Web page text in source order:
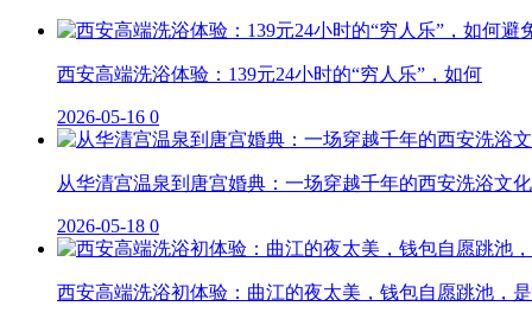
西安高端洗浴体验：139元24小时的“穷人乐”，如何
2026-05-16 0
从华清宫温泉到唐宫婚典：一场穿越千年的西安洗浴文
2026-05-18 0
西安高端洗浴初体验：曲江的夜太美，钱包自愿跳池，